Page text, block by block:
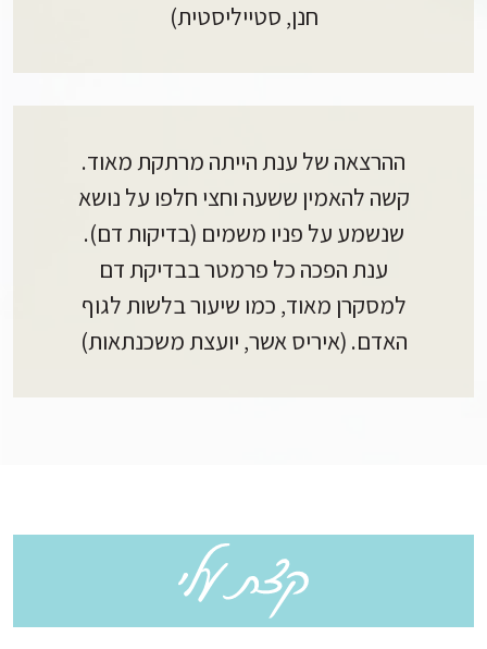
חנן, סטייליסטית)
ההרצאה של ענת הייתה מרתקת מאוד.
קשה להאמין ששעה וחצי חלפו על נושא
שנשמע על פניו משמים (בדיקות דם).
ענת הפכה כל פרמטר בבדיקת דם
למסקרן מאוד, כמו שיעור בלשות לגוף
האדם. (איריס אשר, יועצת משכנתאות)